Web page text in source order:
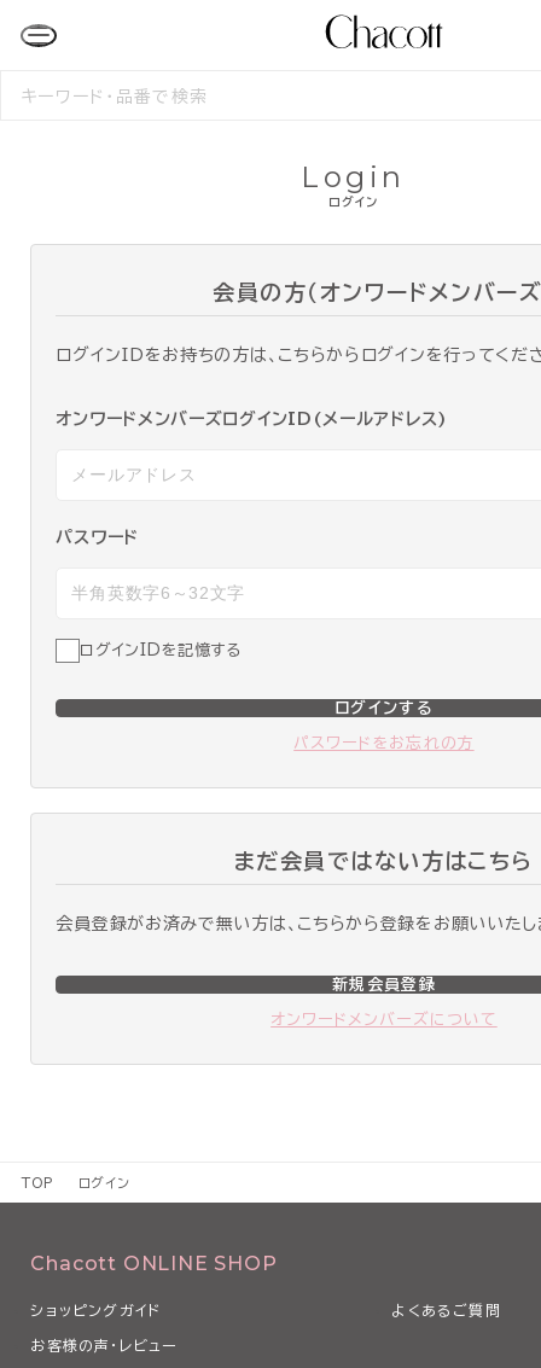
検
ログイン
Login
会員の方（オンワードメンバーズ
ログインIDをお持ちの方は、こちらからログインを行ってくだ
オンワードメンバーズログインID(メールアドレス)
パスワード
ログインIDを記憶する
ログインする
パスワードをお忘れの方
まだ会員ではない方はこちら
会員登録がお済みで無い方は、こちらから登録をお願いいたし
新規会員登録
オンワードメンバーズについて
TOP ログイン
Chacott ONLINE SHOP
ショッピングガイド よくあるご質問
お客様の声・レビュー